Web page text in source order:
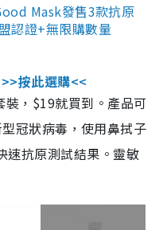
Mask發售3款抗原
認證+無限購數量
>>按此選購<<
裝，$19就買到。產品可
冠狀病毒，使用鼻拭子
速抗原測試結果。靈敏